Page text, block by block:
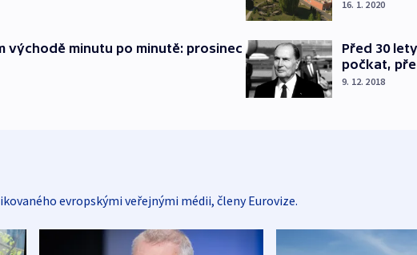
východě minutu po minutě: prosinec
16. 1. 2020
Před 30
počkat,
9. 12. 2018
evropskými veřejnými médii, členy Eurovize.